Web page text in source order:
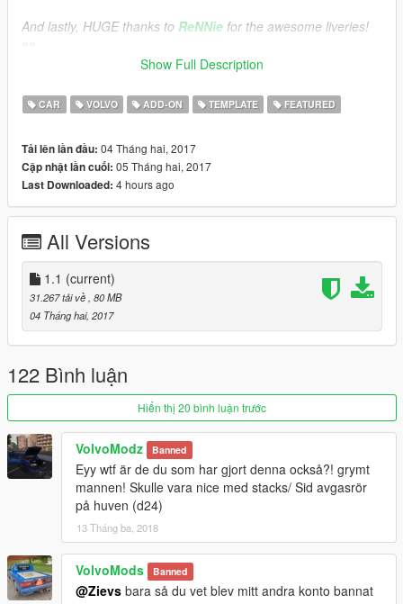
And lastly, HUGE thanks to ReNNie for the awesome liveries!
HQ Exterior
HQ Interior
Replace + Add-on versions
Installation in archive
CHANGELOG:
--------------------------------------------------------------
V 1.1
Updated lights reflection
Fixed front lights tint problem
Added 6 tuning parts
--------------------------------------------------------------
Sorry about the filesize guys :(
ENJOY!
Show Full Description
CAR VOLVO ADD-ON TEMPLATE FEATURED
Tải lên lần đầu: 04 Tháng hai, 2017
Cập nhật lần cuối: 05 Tháng hai, 2017
Last Downloaded: 4 hours ago
All Versions
1.1 (current)
31.267 tải về , 80 MB
04 Tháng hai, 2017
122 Bình luận
Hiển thị 20 bình luận trước
VolvoModz Banned
Eyy wtf är de du som har gjort denna också?! grymt
mannen! Skulle vara nice med stacks/ Sid avgasrör
på huven (d24)
13 Tháng ba, 2018
VolvoMods Banned
@Zievs bara så du vet blev mitt andra konto bannat